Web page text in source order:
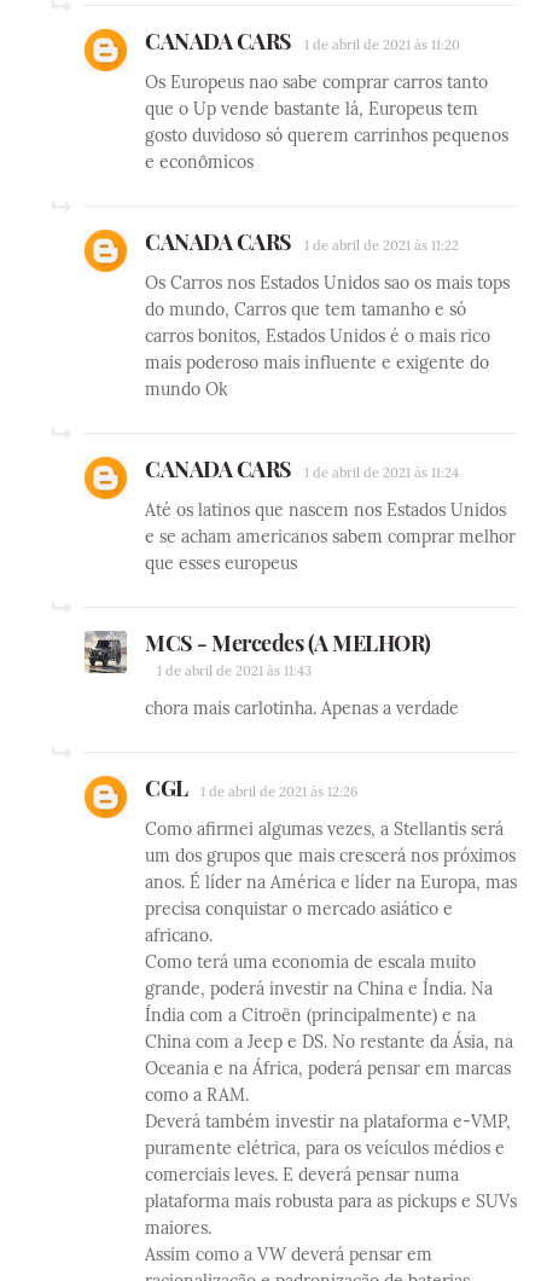
CANADA CARS 1 de abril de 2021 às 11:20
Os Europeus nao sabe comprar carros tanto
que o Up vende bastante lá, Europeus tem
gosto duvidoso só querem carrinhos pequenos
e econômicos
CANADA CARS 1 de abril de 2021 às 11:22
Os Carros nos Estados Unidos sao os mais tops
do mundo, Carros que tem tamanho e só
carros bonitos, Estados Unidos é o mais rico
mais poderoso mais influente e exigente do
mundo Ok
CANADA CARS 1 de abril de 2021 às 11:24
Até os latinos que nascem nos Estados Unidos
e se acham americanos sabem comprar melhor
que esses europeus
MCS - Mercedes (A MELHOR)
1 de abril de 2021 às 11:43
chora mais carlotinha. Apenas a verdade
CGL 1 de abril de 2021 às 12:26
Como afirmei algumas vezes, a Stellantis será
um dos grupos que mais crescerá nos próximos
anos. É líder na América e líder na Europa, mas
precisa conquistar o mercado asiático e
africano.
Como terá uma economia de escala muito
grande, poderá investir na China e Índia. Na
Índia com a Citroën (principalmente) e na
China com a Jeep e DS. No restante da Ásia, na
Oceania e na África, poderá pensar em marcas
como a RAM.
Deverá também investir na plataforma e-VMP,
puramente elétrica, para os veículos médios e
comerciais leves. E deverá pensar numa
plataforma mais robusta para as pickups e SUVs
maiores.
Assim como a VW deverá pensar em